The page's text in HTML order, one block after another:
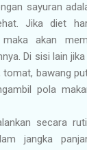
sayuran
Jika diet
akan
Di sisi lain
bawang
pola
secara
jangka